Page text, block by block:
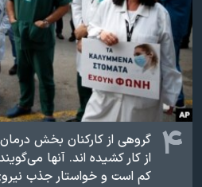
۴ گروهی از کارکنان بخش
از کار کشیده اند. آنها
کم است و خواستار جذب